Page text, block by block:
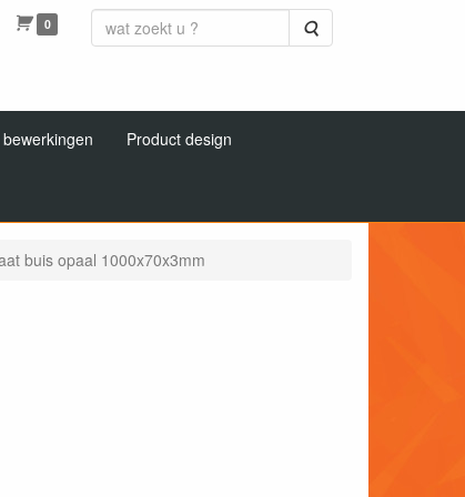
0 Zoeken
Product design
buis opaal 1000x70x3mm